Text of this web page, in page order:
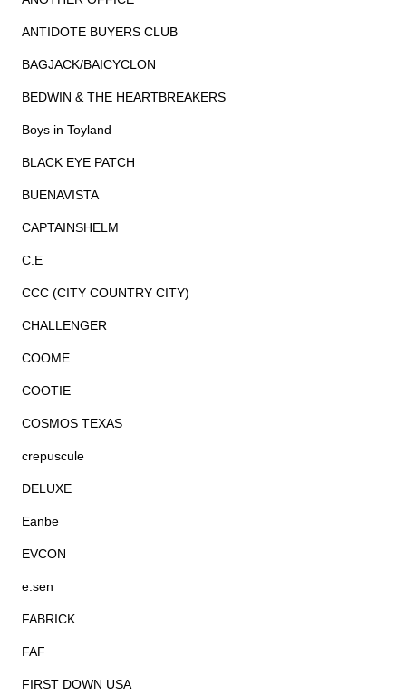
ANTIDOTE BUYERS CLUB
BAGJACK/BAICYCLON
BEDWIN & THE HEARTBREAKERS
Boys in Toyland
BLACK EYE PATCH
BUENAVISTA
CAPTAINSHELM
C.E
CCC (CITY COUNTRY CITY)
CHALLENGER
COOME
COOTIE
COSMOS TEXAS
crepuscule
DELUXE
Eanbe
EVCON
e.sen
FABRICK
FAF
FIRST DOWN USA